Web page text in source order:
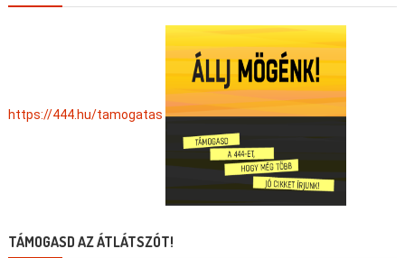
https://444.hu/tamogatas
TÁMOGASD AZ ÁTLÁTSZÓT!